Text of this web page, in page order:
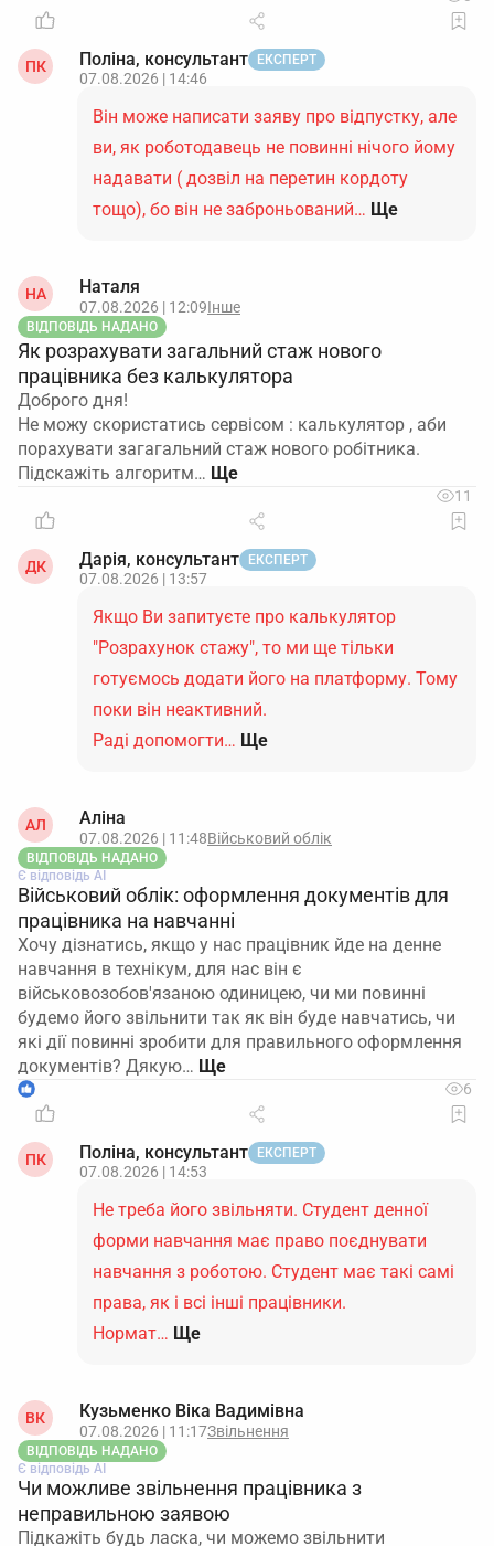
ПК Поліна, консультант ЕКСПЕРТ
07.08.2026 | 14:46
Він може написати заяву про відпустку, але
ви, як роботодавець не повинні нічого йому
надавати ( дозвіл на перетин кордоту
тощо), бо він не заброньований… Ще
НА Наталя
07.08.2026 | 12:09Інше
ВІДПОВІДЬ НАДАНО
Як розрахувати загальний стаж нового
працівника без калькулятора
Доброго дня!
Не можу скористатись сервісом : калькулятор , аби
порахувати загагальний стаж нового робітника.
Підскажіть алгоритм…
11
ДК Дарія, консультант ЕКСПЕРТ
07.08.2026 | 13:57
Якщо Ви запитуєте про калькулятор
"Розрахунок стажу", то ми ще тільки
готуємось додати його на платформу. Тому
поки він неактивний.
Раді допомогти… Ще
АЛ Аліна
07.08.2026 | 11:48Військовий облік
ВІДПОВІДЬ НАДАНО
Є відповідь АІ
Військовий облік: оформлення документів для
працівника на навчанні
Хочу дізнатись, якщо у нас працівник йде на денне
навчання в технікум, для нас він є
військовозобов'язаною одиницею, чи ми повинні
будемо його звільнити так як він буде навчатись, чи
які дії повинні зробити для правильного оформлення
документів? Дякую…
1 6
ПК Поліна, консультант ЕКСПЕРТ
07.08.2026 | 14:53
Не треба його звільняти. Студент денної
форми навчання має право поєднувати
навчання з роботою. Студент має такі самі
права, як і всі інші працівники.
Нормат… Ще
ВК Кузьменко Віка Вадимівна
07.08.2026 | 11:17Звільнення
ВІДПОВІДЬ НАДАНО
Є відповідь АІ
Чи можливе звільнення працівника з
неправильною заявою
Підкажіть будь ласка, чи можемо звільнити